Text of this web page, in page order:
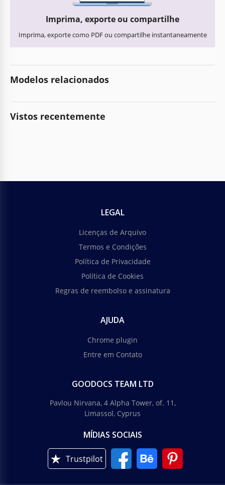
Imprima, exporte ou compartilhe
Imprima, exporte como PDF ou compartilhe instantaneamente
Modelos relacionados
Vistos recentemente
LEGAL
Licenças de Arquivo
Termos e Condições
Política de Privacidade
Política de Cookies
Regras de reembolso e assinatura
AJUDA
Chrome plugin
Entre em Contato
GOODOCS TEAM LTD
Pavlou Nirvana, 4 Alpha Tower, of. 11,
Limassol, Cyprus
MÍDIAS SOCIAIS
Trustpilot